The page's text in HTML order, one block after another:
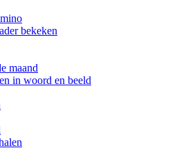
bekeken
maand
in woord en beeld